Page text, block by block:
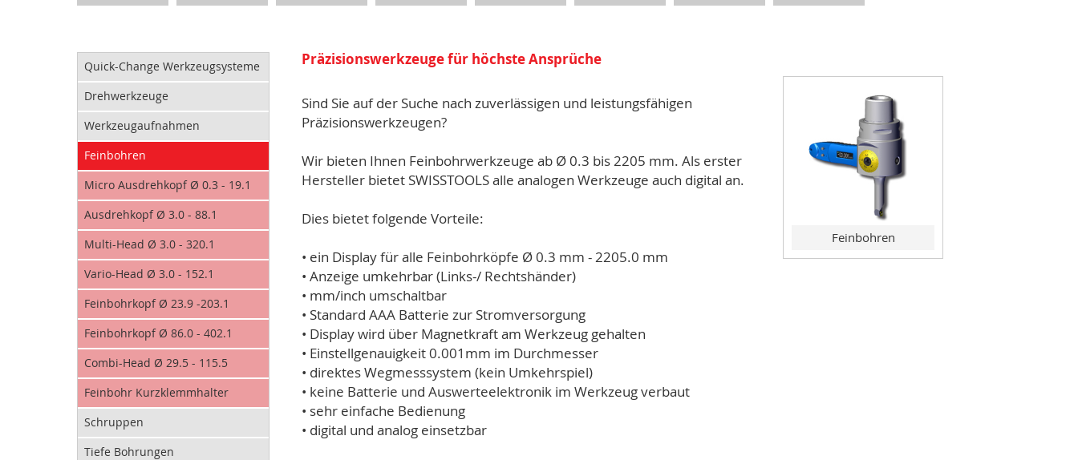
Quick-Change Werkzeugsysteme
Drehwerkzeuge
Werkzeugaufnahmen
Feinbohren
Micro Ausdrehkopf Ø 0.3 - 19.1
Ausdrehkopf Ø 3.0 - 88.1
Multi-Head Ø 3.0 - 320.1
Vario-Head Ø 3.0 - 152.1
Feinbohrkopf Ø 23.9 -203.1
Feinbohrkopf Ø 86.0 - 402.1
Combi-Head Ø 29.5 - 115.5
Feinbohr Kurzklemmhalter
Schruppen
Tiefe Bohrungen
Präzisionswerkzeuge für höchste Ansprüche
Sind Sie auf der Suche nach zuverlässigen und leistungsfähigen
Präzisionswerkzeugen?
Wir bieten Ihnen Feinbohrwerkzeuge ab Ø 0.3 bis 2205 mm. Als erster
Hersteller bietet SWISSTOOLS alle analogen Werkzeuge auch digital an.
Dies bietet folgende Vorteile:
• ein Display für alle Feinbohrköpfe Ø 0.3 mm - 2205.0 mm
• Anzeige umkehrbar (Links-/ Rechtshänder)
• mm/inch umschaltbar
• Standard AAA Batterie zur Stromversorgung
• Display wird über Magnetkraft am Werkzeug gehalten
• Einstellgenauigkeit 0.001mm im Durchmesser
• direktes Wegmesssystem (kein Umkehrspiel)
• keine Batterie und Auswerteelektronik im Werkzeug verbaut
• sehr einfache Bedienung
• digital und analog einsetzbar
Feinbohren